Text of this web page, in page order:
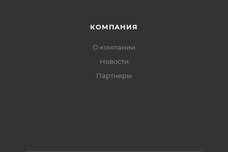
КОМПАНИЯ
О компании
Новости
Партнеры